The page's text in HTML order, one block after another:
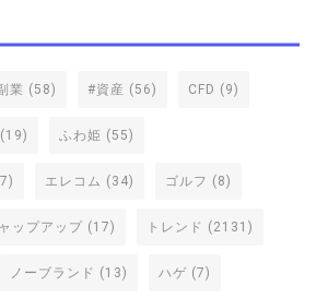
業 (58) #資産 (56) CFD (9)
(19) ふわ姫 (55)
エレコム (34) ゴルフ (8)
ップアップ (17) トレンド (2131)
ノーブランド (13) ハゲ (7)